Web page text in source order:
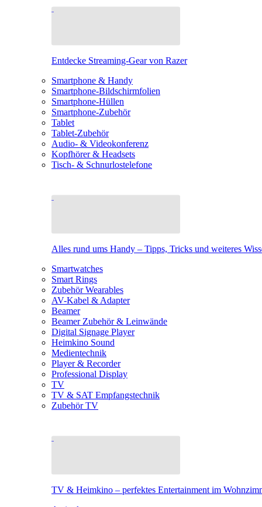
Entdecke Streaming-Gear von Razer
Smartphone & Handy
Smartphone-Bildschirmfolien
Smartphone-Hüllen
Smartphone-Zubehör
Tablet
Tablet-Zubehör
Audio- & Videokonferenz
Kopfhörer & Headsets
Tisch- & Schnurlostelefone
Alles rund ums Handy – Tipps, Tricks und weiteres
Smartwatches
Smart Rings
Zubehör Wearables
AV-Kabel & Adapter
Beamer
Beamer Zubehör & Leinwände
Digital Signage Player
Heimkino Sound
Medientechnik
Player & Recorder
Professional Display
TV
TV & SAT Empfangstechnik
Zubehör TV
TV & Heimkino – perfektes Entertainment im